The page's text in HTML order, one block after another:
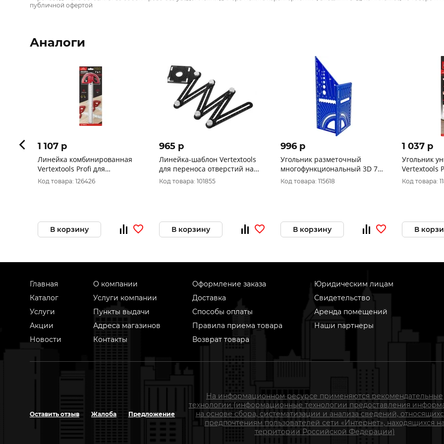
публичной офертой
Аналоги
1 107 p
Линейка комбинированная
Vertextools Profi для
столярных работ 600мм,
inox+al фрезерованный
Код товара: 126426
В корзину
965 p
Линейка-шаблон Vertextools
для переноса отверстий на
плитку 6 секций по 12см 3043-
6-12
Код товара: 101855
В корзину
996 p
Угольник разметочный
многофункциональный 3D 7в1
Vertextools 3040-7-1
Код товара: 115618
В корзину
1 037 p
Угольник
Vertextools
шкала, 3046-4
Код товара:
В
Главная
Каталог
Услуги
Акции
Новости
О компании
Услуги компании
Пункты выдачи
Адреса магазинов
Контакты
Оформление заказа
Доставка
Способы оплаты
Правила приема товара
Возврат товара
Юридическим лицам
Свидетельство
Аренда помещений
Наши партнеры
Оставить отзыв Жалоба Предложение
На информационном ресурсе применяются рекомендательные
технологии (информационные технологии предоставления
на основе сбора, систематизации и анализа сведений,
предпочтениям пользователей сети «Интернет», находящихся на
территории Российской Федерации)